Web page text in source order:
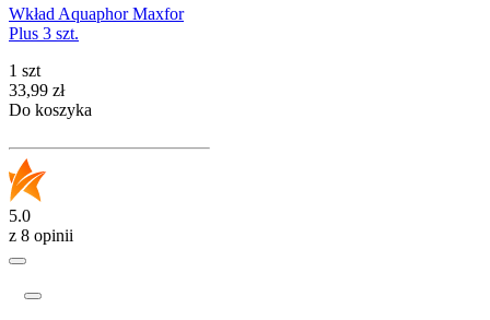
Wkład Aquaphor Maxfor
Plus 3 szt.
1 szt
Cena
33,99 zł
Do koszyka
5.0
z 8 opinii